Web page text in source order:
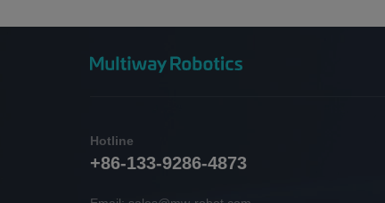
Hotline
+86-133-9286-4873